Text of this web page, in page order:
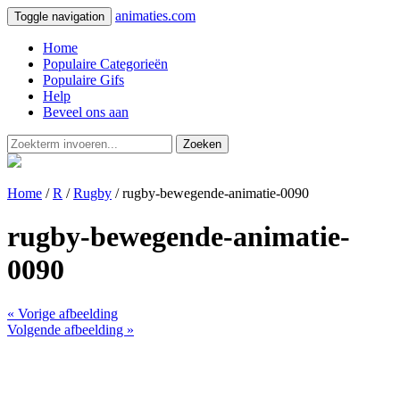
Toggle navigation animaties.com
Home
Populaire Categorieën
Populaire Gifs
Help
Beveel ons aan
Zoeken
Home /R /Rugby / rugby-bewegende-animatie-0090
rugby-bewegende-animatie-
0090
« Vorige afbeelding
Volgende afbeelding »